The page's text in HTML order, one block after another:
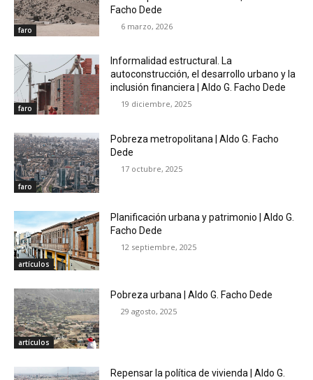
faro
Facho Dede
6 marzo, 2026
faro
Informalidad estructural. La
autoconstrucción, el desarrollo urbano y la
inclusión financiera | Aldo G. Facho Dede
19 diciembre, 2025
faro
Pobreza metropolitana | Aldo G. Facho
Dede
17 octubre, 2025
artículos
Planificación urbana y patrimonio | Aldo G.
Facho Dede
12 septiembre, 2025
artículos
Pobreza urbana | Aldo G. Facho Dede
29 agosto, 2025
Repensar la política de vivienda | Aldo G.